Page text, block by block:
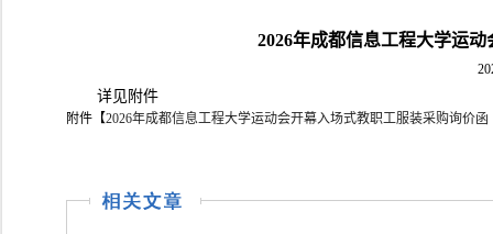
2026年成都信息工程大学运
详见附件
附件【2026年成都信息工程大学运动会开幕入场式教职工服装采购询价函